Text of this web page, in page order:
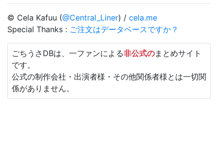
© Cela Kafuu (@Central_Liner) / cela.me
Special Thanks : ご注文はデータベースですか？
ごちうさDBは、一ファンによる非公式のまとめサイト
です。
公式の制作会社・出演者様・その他関係者様とは一切関
係がありません。